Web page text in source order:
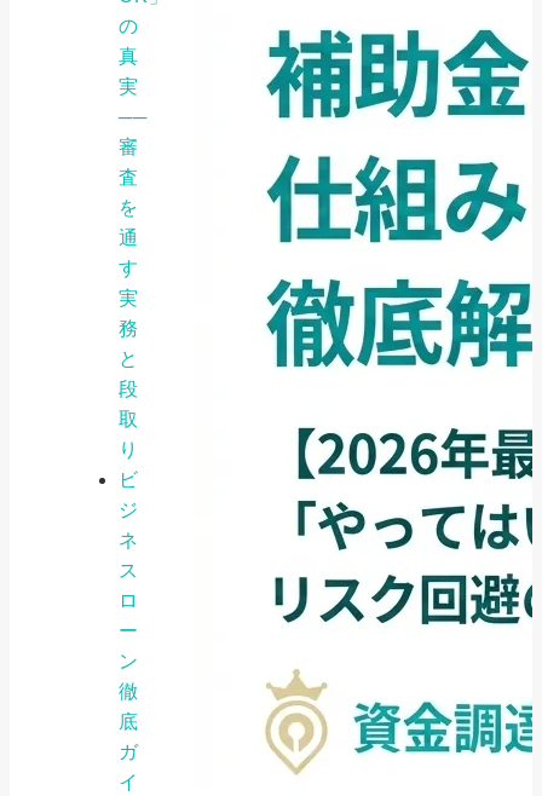
の
真
実
──
審
査
を
通
す
実
務
と
段
取
り
ビ
ジ
ネ
ス
ロ
ー
ン
徹
底
ガ
イ